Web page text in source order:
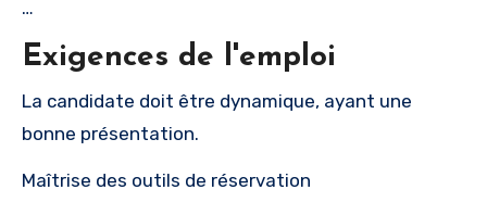
…
Exigences de l'emploi
La candidate doit être dynamique, ayant une
bonne présentation.
Maîtrise des outils de réservation